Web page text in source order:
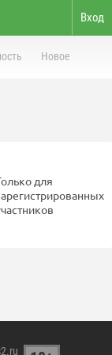
Вход
Новое
для